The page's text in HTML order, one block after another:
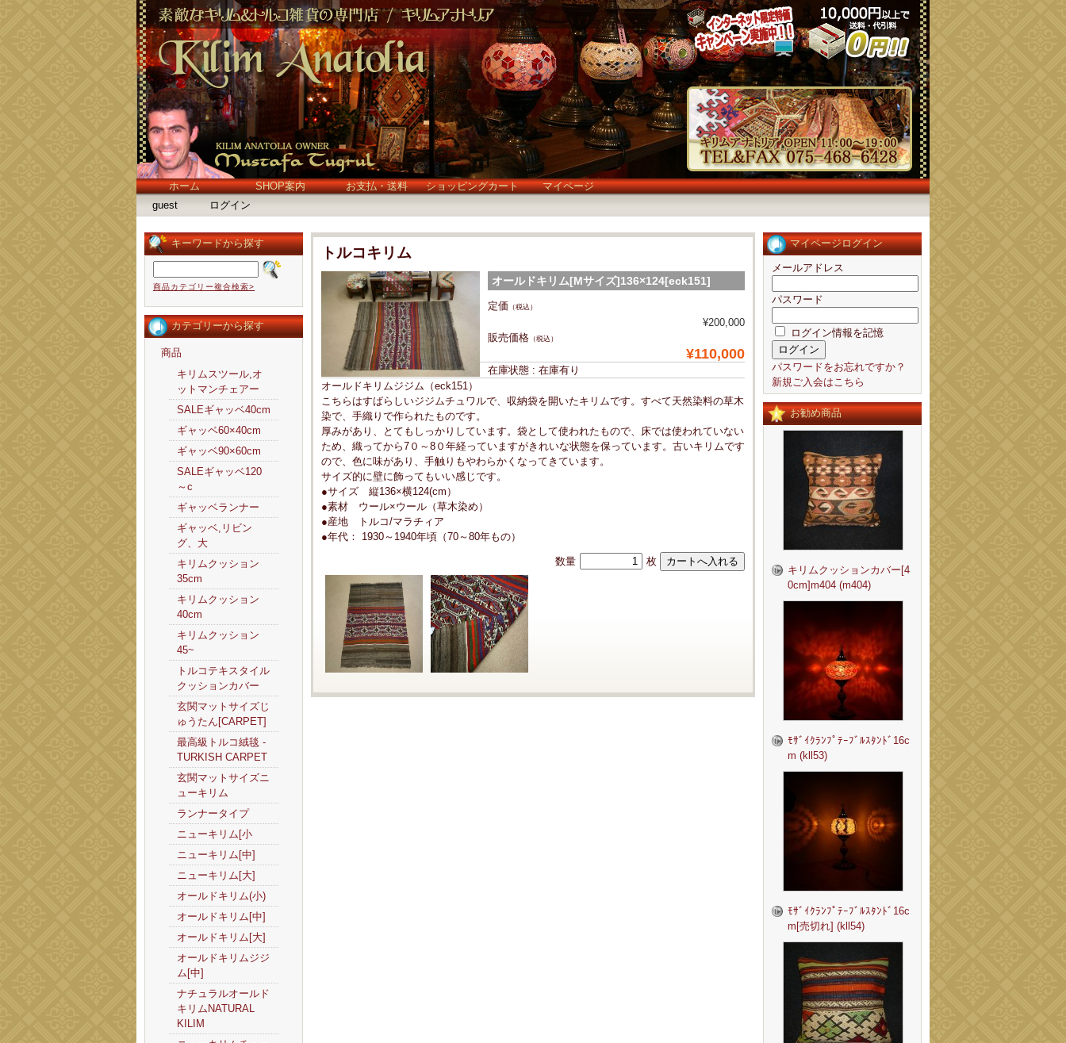
ホーム SHOP案内 お支払・送料 ショッピングカート
マイページ
guest
ログイン
キーワードから探す
商品カテゴリー複合検索>
カテゴリーから探す
商品
キリムスツール,オ
ットマンチェアー
SALEギャッベ40cm
ギャッベ60×40cm
ギャッベ90×60cm
SALEギャッベ120
～c
ギャッベランナー
ギャッベ,リビン
グ、大
キリムクッション
35cm
キリムクッション
40cm
キリムクッション
45~
トルコテキスタイル
クッションカバー
玄関マットサイズじ
ゅうたん[CARPET]
最高級トルコ絨毯 -
TURKISH CARPET
玄関マットサイズニ
ューキリム
ランナータイプ
ニューキリム[小
ニューキリム[中]
ニューキリム[大]
オールドキリム(小)
オールドキリム[中]
オールドキリム[大]
オールドキリムジジ
ム[中]
ナチュラルオールド
キリムNATURAL
KILIM
マイページログイン
メールアドレス
パスワード
ログイン情報を記憶
パスワードをお忘れですか？
新規ご入会はこちら
お勧め商品
キリムクッションカバー[4
0cm]m404 (m404)
ﾓｻﾞｲｸﾗﾝﾌﾟﾃｰﾌﾞﾙｽﾀﾝﾄﾞ16c
m (kll53)
ﾓｻﾞｲｸﾗﾝﾌﾟﾃｰﾌﾞﾙｽﾀﾝﾄﾞ16c
m[売切れ] (kll54)
トルコキリム
オールドキリム[Mサイズ]136×124[eck151]
定価 （税込）
¥200,000
販売価格 （税込）
¥110,000
在庫状態 : 在庫有り
オールドキリムジジム（eck151）
こちらはすばらしいジジムチュワルで、収納袋を開いたキリムです。すべて天然染料の草木
染で、手織りで作られたものです。
厚みがあり、とてもしっかりしています。袋として使われたもので、床では使われていない
ため、織ってから7０～8０年経っていますがきれいな状態を保っています。古いキリムです
ので、色に味があり、手触りもやわらかくなってきています。
サイズ的に壁に飾ってもいい感じです。
●サイズ 縦136×横124(cm）
●素材 ウール×ウール（草木染め）
●産地 トルコ/マラチィア
●年代： 1930～1940年頃（70～80年もの）
数量 枚